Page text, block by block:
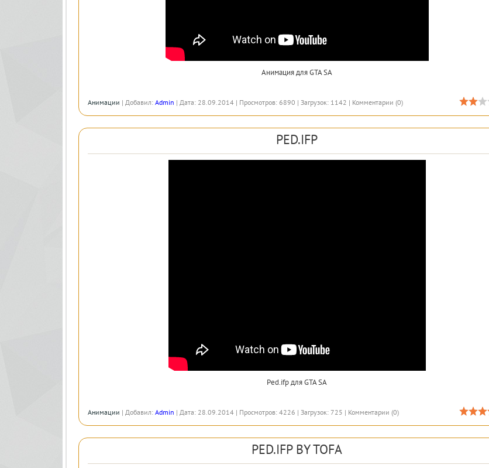
Анимация для GTA SA
Анимации | Добавил: Admin | Дата: 28.09.2014 | Просмотров: 6890 | Загрузок: 1142 | Комментарии (0)
PED.IFP
Ped.ifp для GTA SA
Анимации | Добавил: Admin | Дата: 28.09.2014 | Просмотров: 4226 | Загрузок: 725 | Комментарии (0)
PED.IFP BY TOFA